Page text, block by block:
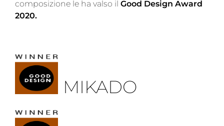
composizione le ha valso il Good Design Award
2020.
MIKADO